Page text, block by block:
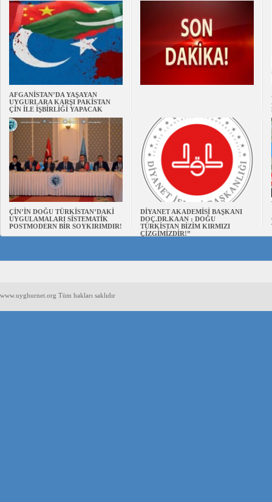
AFGANİSTAN’DA YAŞAYAN
UYGURLARA KARŞI PAKİSTAN
ÇİN İLE İŞBİRLİĞİ YAPACAK
ÇİN’İN DOĞU TÜRKİSTAN’DAKİ
UYGULAMALARI SİSTEMATİK
POSTMODERN BİR SOYKIRIMDIR!
DİYANET AKADEMİSİ BAŞKANI
DOÇ.DR.KAAN : DOĞU
TÜRKİSTAN BİZİM KIRMIZI
ÇİZGİMİZDİR!”
www.uyghurnet.org Tüm hakları saklıdır